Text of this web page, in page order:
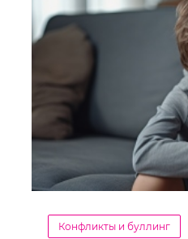
Конфликты и буллинг